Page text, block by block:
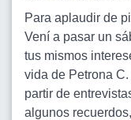
Para aplaudir de
Vení a pasar un
tus mismos
vida de Petrona
partir de
algunos